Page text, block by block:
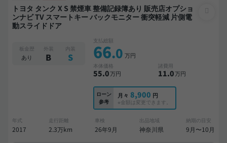
トヨタ タンク X S 禁煙車 整備記録簿あり 販売店オプショ
ンナビ TV スマートキー バックモニター 衝突軽減 片側電
動スライドドア
板金歴
あり
外装
B
内装
S
支払総額
66.0 万円
本体価格
55.0万円
諸費用
11.0万円
ローン
参考
月々 8,900 円
※金額は変更できます。
年式
2017
走行距離
2.3万km
車検
26年9月
出品地域
神奈川県
納期の目安
9月〜10月